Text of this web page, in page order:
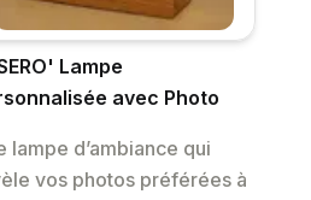
Lampe
avec Photo
lampe d’ambiance qui
vos photos préférées à